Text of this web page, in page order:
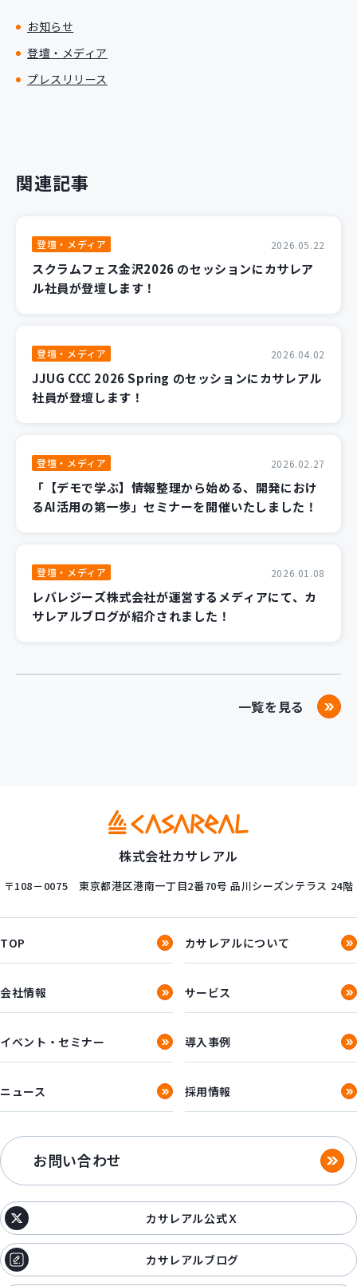
お知らせ
登壇・メディア
プレスリリース
関連記事
登壇・メディア 2026.05.22
スクラムフェス金沢2026 のセッションにカサレア
ル社員が登壇します！
登壇・メディア 2026.04.02
JJUG CCC 2026 Spring のセッションにカサレアル
社員が登壇します！
登壇・メディア 2026.02.27
「【デモで学ぶ】情報整理から始める、開発におけ
るAI活用の第一歩」セミナーを開催いたしました！
登壇・メディア 2026.01.08
レバレジーズ株式会社が運営するメディアにて、カ
サレアルブログが紹介されました！
一覧を見る
株式会社カサレアル
〒108－0075 東京都港区港南一丁目2番70号 品川シーズンテラス 24階
TOP カサレアルについて
会社情報 サービス
イベント・セミナー 導入事例
ニュース 採用情報
お問い合わせ
カサレアル公式Ｘ
カサレアルブログ